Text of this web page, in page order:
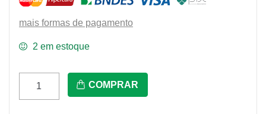
mais formas de pagamento
2 em estoque
COMPRAR